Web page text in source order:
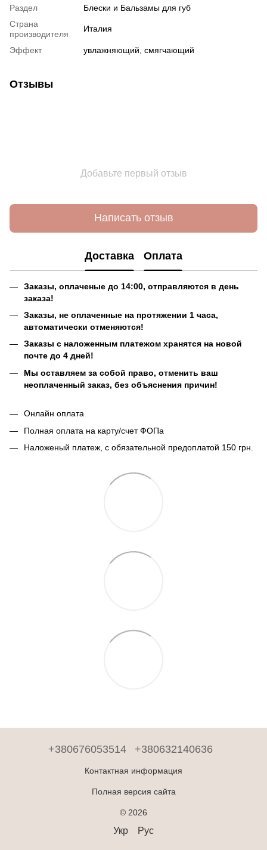
Раздел
Блески и Бальзамы для губ
Страна
производителя
Италия
Эффект увлажняющий, смягчающий
Отзывы
Добавьте первый отзыв
Написать отзыв
Доставка Оплата
Заказы, оплаченые до 14:00, отправляются в день
заказа!
Заказы, не оплаченные на протяжении 1 часа,
автоматически отменяются!
Заказы с наложенным платежом хранятся на новой
почте до 4 дней!
Мы оставляем за собой право, отменить ваш
неоплаченный заказ, без объяснения причин!
Онлайн оплата
Полная оплата на карту/счет ФОПа
Наложеный платеж, с обязательной предоплатой 150 грн.
+380676053514 +380632140636
Контактная информация
Полная версия сайта
© 2026
Укр Рус